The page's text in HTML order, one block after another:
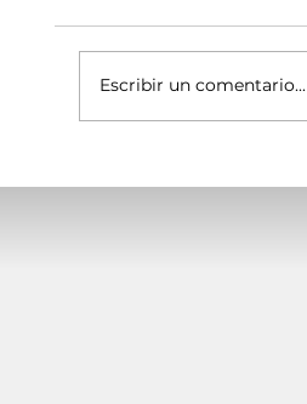
Escribir un comentario...